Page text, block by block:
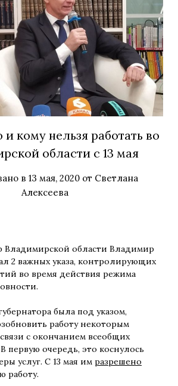
кому нельзя работать во
области с 13 мая
в 13 мая, 2020от Светлана
Алексеева
Владимирской области Владимир
2 важных указа, контролирующих
во время действия режима
была под указом,
работу некоторым
с окончанием всеобщих
первую очередь, это коснулось
услуг. С 13 мая им разрешено
работу.